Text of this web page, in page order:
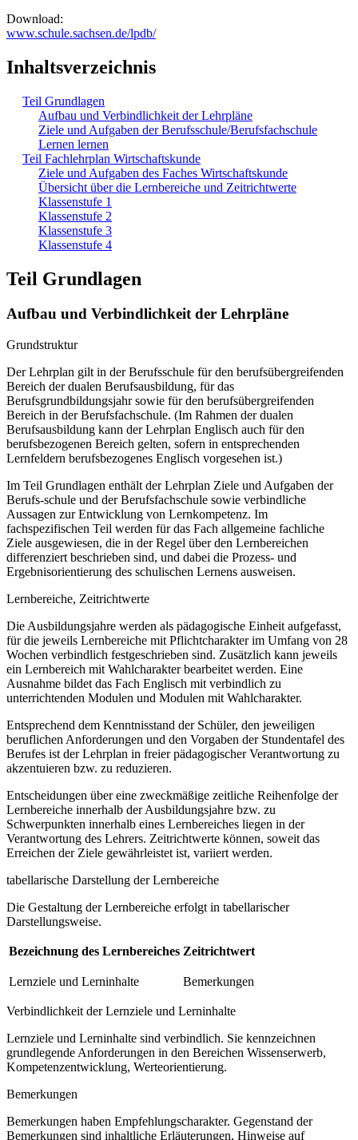
Download:
www.schule.sachsen.de/lpdb/
Inhaltsverzeichnis
Teil Grundlagen
Aufbau und Verbindlichkeit der Lehrpläne
Ziele und Aufgaben der Berufsschule/Berufsfachschule
Lernen lernen
Teil Fachlehrplan Wirtschaftskunde
Ziele und Aufgaben des Faches Wirtschaftskunde
Übersicht über die Lernbereiche und Zeitrichtwerte
Klassenstufe 1
Klassenstufe 2
Klassenstufe 3
Klassenstufe 4
Teil Grundlagen
Aufbau und Verbindlichkeit der Lehrpläne
Grundstruktur
Der Lehrplan gilt in der Berufsschule für den berufsübergreifenden
Bereich der dualen Berufsausbildung, für das
Berufsgrundbildungsjahr sowie für den berufsübergreifenden
Bereich in der Berufsfachschule. (Im Rahmen der dualen
Berufsausbildung kann der Lehrplan Englisch auch für den
berufsbezogenen Bereich gelten, sofern in entsprechenden
Lernfeldern berufsbezogenes Englisch vorgesehen ist.)
Im Teil Grundlagen enthält der Lehrplan Ziele und Aufgaben der
Berufs-schule und der Berufsfachschule sowie verbindliche
Aussagen zur Entwicklung von Lernkompetenz. Im
fachspezifischen Teil werden für das Fach allgemeine fachliche
Ziele ausgewiesen, die in der Regel über den Lernbereichen
differenziert beschrieben sind, und dabei die Prozess- und
Ergebnisorientierung des schulischen Lernens ausweisen.
Lernbereiche, Zeitrichtwerte
Die Ausbildungsjahre werden als pädagogische Einheit aufgefasst,
für die jeweils Lernbereiche mit Pflichtcharakter im Umfang von 28
Wochen verbindlich festgeschrieben sind. Zusätzlich kann jeweils
ein Lernbereich mit Wahlcharakter bearbeitet werden. Eine
Ausnahme bildet das Fach Englisch mit verbindlich zu
unterrichtenden Modulen und Modulen mit Wahlcharakter.
Entsprechend dem Kenntnisstand der Schüler, den jeweiligen
beruflichen Anforderungen und den Vorgaben der Stundentafel des
Berufes ist der Lehrplan in freier pädagogischer Verantwortung zu
akzentuieren bzw. zu reduzieren.
Entscheidungen über eine zweckmäßige zeitliche Reihenfolge der
Lernbereiche innerhalb der Ausbildungsjahre bzw. zu
Schwerpunkten innerhalb eines Lernbereiches liegen in der
Verantwortung des Lehrers. Zeitrichtwerte können, soweit das
Erreichen der Ziele gewährleistet ist, variiert werden.
tabellarische Darstellung der Lernbereiche
Die Gestaltung der Lernbereiche erfolgt in tabellarischer
Darstellungsweise.
Bezeichnung des Lernbereiches Zeitrichtwert
Lernziele und Lerninhalte Bemerkungen
Verbindlichkeit der Lernziele und Lerninhalte
Lernziele und Lerninhalte sind verbindlich. Sie kennzeichnen
grundlegende Anforderungen in den Bereichen Wissenserwerb,
Kompetenzentwicklung, Werteorientierung.
Bemerkungen
Bemerkungen haben Empfehlungscharakter. Gegenstand der
Bemerkungen sind inhaltliche Erläuterungen, Hinweise auf